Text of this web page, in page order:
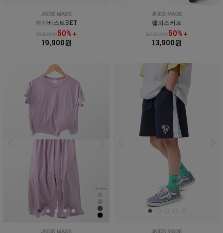
마기베스트SET
39,800원50% ↓
19,900원
렐피스커트
27,800원 50% ↓
13,900원